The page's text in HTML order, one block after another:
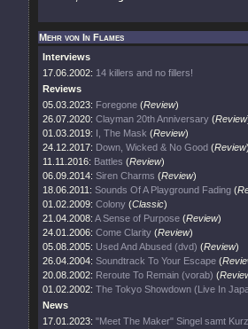
Mehr von In Flames
Interviews
17.06.2002: 14 killers and no fillers!
Reviews
05.03.2023: Foregone (Review)
26.07.2020: Clayman 20th Anniversary (Review
01.03.2019: I, The Mask (Review)
24.12.2017: Down, Wicked & No Good (Review
11.11.2016: Battles (Review)
06.09.2014: Siren Charms (Review)
18.06.2011: Sounds Of A Playground Fading (
01.02.2009: Colony (Classic)
21.04.2008: A Sense of Purpose (Review)
24.01.2006: Come Clarity (Review)
05.08.2005: Used And Abused (dvd) (Review)
26.04.2004: Soundtrack To Your Escape (
20.08.2002: Reroute To Remain (vorab) (
01.02.2002: The Tokyo Showdown (Live In
News
17.01.2023: "Meet The Maker" Singel samt